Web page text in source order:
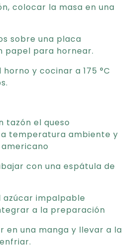
colocar la masa en una
sobre una placa
papel para hornear.
y cocinar a 175 °C
tazón el queso
temperatura ambiente y
con una espátula de
impalpable
a la preparación
en una manga y llevar a la